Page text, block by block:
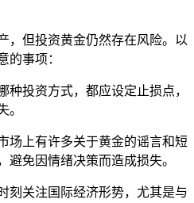
，但投资黄金仍然存在风险。以
的事项：
投资方式，都应设定止损点，
。
场上有许多关于黄金的谣言和短
避免因情绪决策而造成损失。
刻关注国际经济形势，尤其是与